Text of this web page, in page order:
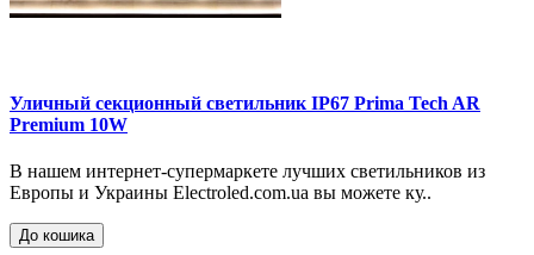
Уличный секционный светильник IP67 Prima Tech AR
Premium 10W
В нашем интернет-супермаркете лучших светильников из
Европы и Украины Electroled.com.ua вы можете ку..
До кошика